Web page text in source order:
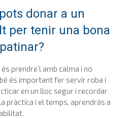
donar a un
per tenir una bona
prendre’l amb calma i no
és important fer servir roba i
en un lloc segur i recordar
pràctica i el temps, aprendràs a